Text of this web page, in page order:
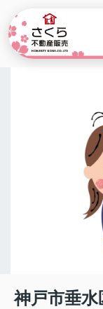
神戸市垂